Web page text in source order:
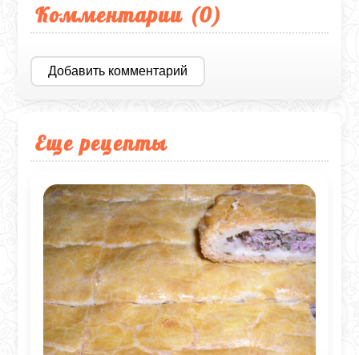
Комментарии (0)
Добавить комментарий
Еще рецепты